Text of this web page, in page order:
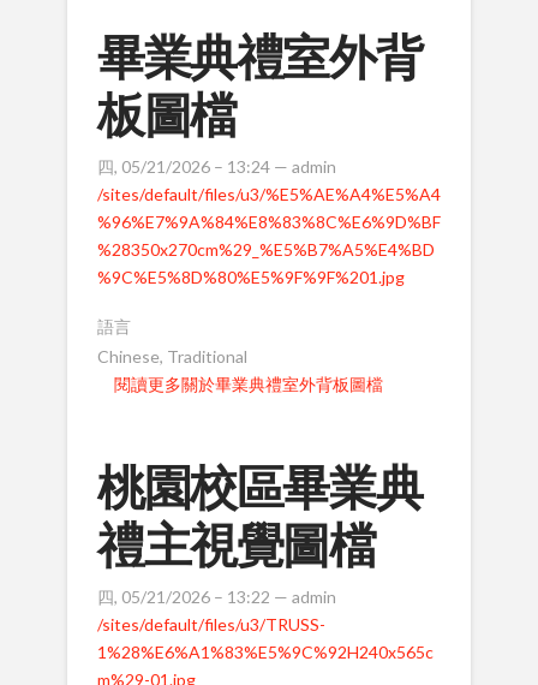
畢業典禮室外背
板圖檔
四, 05/21/2026 – 13:24 — admin
/sites/default/files/u3/%E5%AE%A4%E5%A4
%96%E7%9A%84%E8%83%8C%E6%9D%BF
%28350x270cm%29_%E5%B7%A5%E4%BD
%9C%E5%8D%80%E5%9F%9F%201.jpg
語言
Chinese, Traditional
閱讀更多關於畢業典禮室外背板圖檔
桃園校區畢業典
禮主視覺圖檔
四, 05/21/2026 – 13:22 — admin
/sites/default/files/u3/TRUSS-
1%28%E6%A1%83%E5%9C%92H240x565c
m%29-01.jpg